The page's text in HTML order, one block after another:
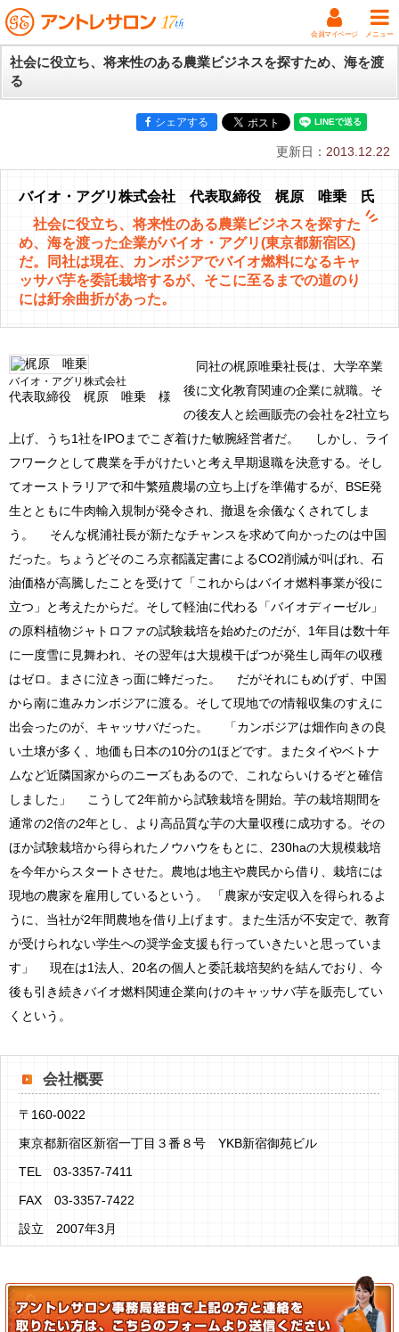
会員マイページ メニュー
社会に役立ち、将来性のある農業ビジネスを探すため、海を渡
る
シェアする
更新日： 2013.12.22
バイオ・アグリ株式会社 代表取締役 梶原 唯乗 氏
社会に役立ち、将来性のある農業ビジネスを探すた
め、海を渡った企業がバイオ・アグリ(東京都新宿区)
だ。同社は現在、カンボジアでバイオ燃料になるキャ
ッサバ芋を委託栽培するが、そこに至るまでの道のり
には紆余曲折があった。
バイオ・アグリ株式会社
代表取締役 梶原 唯乗 様
同社の梶原唯乗社長は、大学卒業
後に文化教育関連の企業に就職。そ
の後友人と絵画販売の会社を2社立ち
上げ、うち1社をIPOまでこぎ着けた敏腕経営者だ。 しかし、ライ
フワークとして農業を手がけたいと考え早期退職を決意する。そし
てオーストラリアで和牛繁殖農場の立ち上げを準備するが、BSE発
生とともに牛肉輸入規制が発令され、撤退を余儀なくされてしま
う。 そんな梶浦社長が新たなチャンスを求めて向かったのは中国
だった。ちょうどそのころ京都議定書によるCO2削減が叫ばれ、石
油価格が高騰したことを受けて「これからはバイオ燃料事業が役に
立つ」と考えたからだ。そして軽油に代わる「バイオディーゼル」
の原料植物ジャトロファの試験栽培を始めたのだが、1年目は数十年
に一度雪に見舞われ、その翌年は大規模干ばつが発生し両年の収穫
はゼロ。まさに泣きっ面に蜂だった。 だがそれにもめげず、中国
から南に進みカンボジアに渡る。そして現地での情報収集のすえに
出会ったのが、キャッサバだった。 「カンボジアは畑作向きの良
い土壌が多く、地価も日本の10分の1ほどです。またタイやベトナ
ムなど近隣国家からのニーズもあるので、これならいけるぞと確信
しました」 こうして2年前から試験栽培を開始。芋の栽培期間を
通常の2倍の2年とし、より高品質な芋の大量収穫に成功する。その
ほか試験栽培から得られたノウハウをもとに、230haの大規模栽培
を今年からスタートさせた。農地は地主や農民から借り、栽培には
現地の農家を雇用しているという。 「農家が安定収入を得られるよ
うに、当社が2年間農地を借り上げます。また生活が不安定で、教育
が受けられない学生への奨学金支援も行っていきたいと思っていま
す」 現在は1法人、20名の個人と委託栽培契約を結んでおり、今
後も引き続きバイオ燃料関連企業向けのキャッサバ芋を販売してい
くという。
会社概要
〒160-0022
東京都新宿区新宿一丁目３番８号 YKB新宿御苑ビル
TEL 03-3357-7411
FAX 03-3357-7422
設立 2007年3月